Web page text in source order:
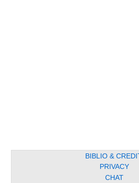
BIBLIO &
PRIVACY
CHAT